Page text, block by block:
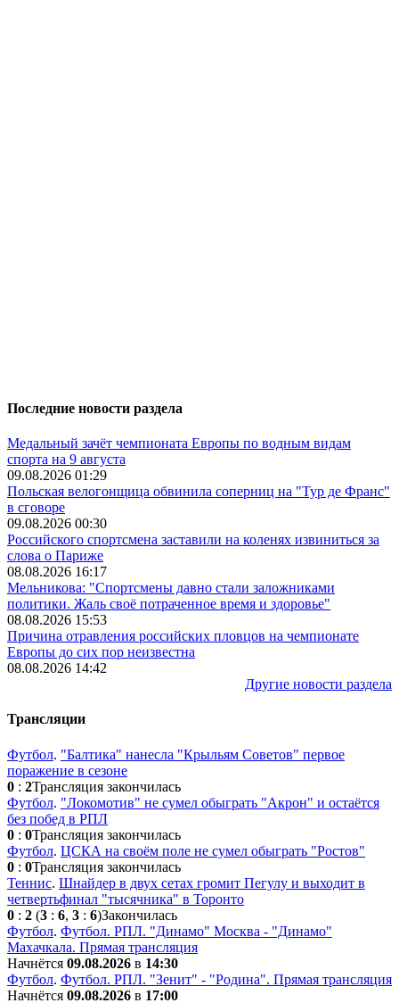
Последние новости раздела
Медальный зачёт чемпионата Европы по водным видам
спорта на 9 августа
09.08.2026 01:29
Польская велогонщица обвинила соперниц на "Тур де Франс"
в сговоре
09.08.2026 00:30
Российского спортсмена заставили на коленях извиниться за
слова о Париже
08.08.2026 16:17
Мельникова: "Спортсмены давно стали заложниками
политики. Жаль своё потраченное время и здоровье"
08.08.2026 15:53
Причина отравления российских пловцов на чемпионате
Европы до сих пор неизвестна
08.08.2026 14:42
Другие новости раздела
Трансляции
Футбол. "Балтика" нанесла "Крыльям Советов" первое
поражение в сезоне
0 : 2Трансляция закончилась
Футбол. "Локомотив" не сумел обыграть "Акрон" и остаётся
без побед в РПЛ
0 : 0Трансляция закончилась
Футбол. ЦСКА на своём поле не сумел обыграть "Ростов"
0 : 0Трансляция закончилась
Теннис. Шнайдер в двух сетах громит Пегулу и выходит в
четвертьфинал "тысячника" в Торонто
0 : 2 (3 : 6, 3 : 6)Закончилась
Футбол. Футбол. РПЛ. "Динамо" Москва - "Динамо"
Махачкала. Прямая трансляция
Начнётся 09.08.2026 в 14:30
Футбол. Футбол. РПЛ. "Зенит" - "Родина". Прямая трансляция
Начнётся 09.08.2026 в 17:00